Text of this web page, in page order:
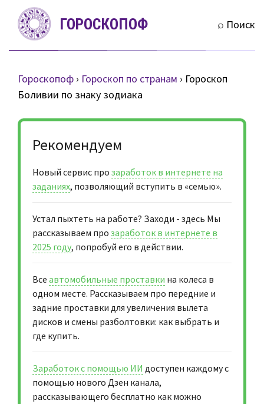
ГОРОСКОПОФ ⌕ Поиск
Гороскопоф › Гороскоп по странам › Гороскоп
Боливии по знаку зодиака
Рекомендуем
Новый сервис про заработок в интернете на
заданиях, позволяющий вступить в «семью».
Устал пыхтеть на работе? Заходи - здесь Мы
рассказываем про заработок в интернете в
2025 году, попробуй его в действии.
Все автомобильные проставки на колеса в
одном месте. Рассказываем про передние и
задние проставки для увеличения вылета
дисков и смены разболтовки: как выбрать и
где купить.
Заработок с помощью ИИ доступен каждому с
помощью нового Дзен канала,
рассказывающего бесплатно как можно